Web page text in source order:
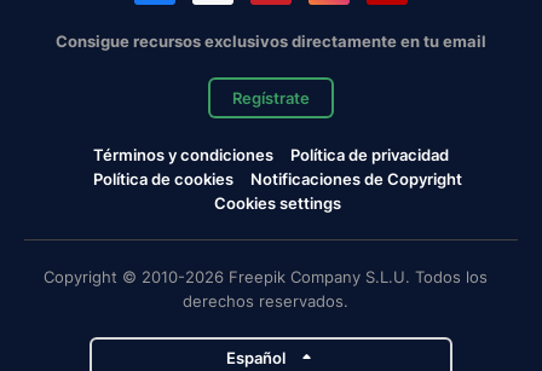
Consigue recursos exclusivos directamente en tu email
Regístrate
Términos y condiciones
Política de privacidad
Política de cookies
Notificaciones de Copyright
Cookies settings
Copyright © 2010-2026 Freepik Company S.L.U. Todos los
derechos reservados.
Español